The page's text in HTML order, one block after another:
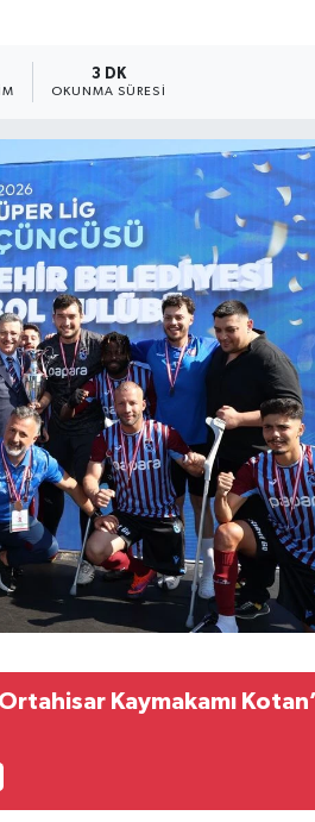
3 DK
OKUNMA SÜRESI
Kaymakamı